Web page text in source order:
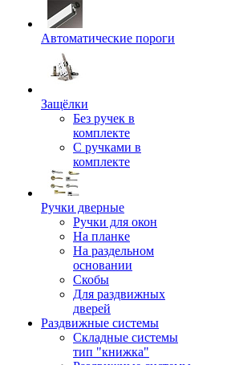
Автоматические пороги
Защёлки
Без ручек в
комплекте
С ручками в
комплекте
Ручки дверные
Ручки для окон
На планке
На раздельном
основании
Скобы
Для раздвижных
дверей
Раздвижные системы
Складные системы
тип "книжка"